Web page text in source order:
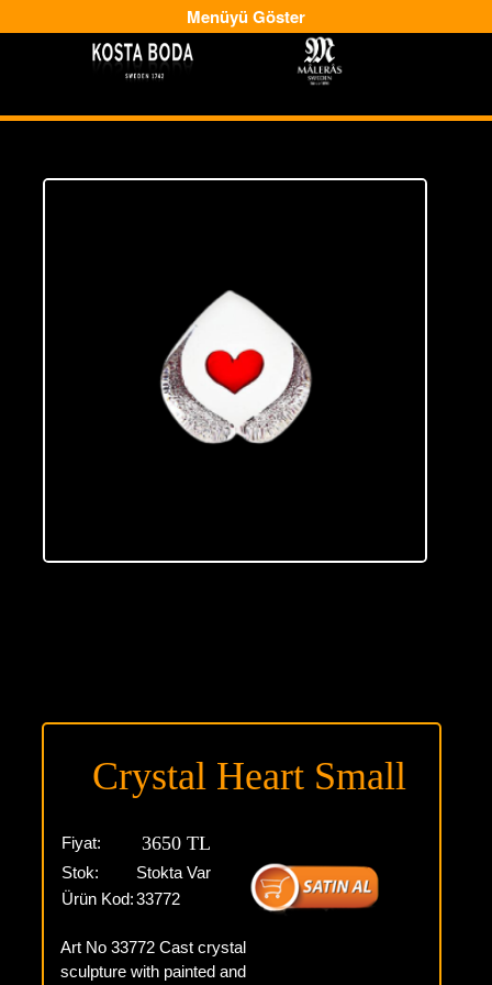
Menüyü Göster
Crystal Heart Small
Fiyat: 3650 TL
Stok:
Stokta Var
Ürün Kod:33772
Art No 33772 Cast crystal
sculpture with painted and